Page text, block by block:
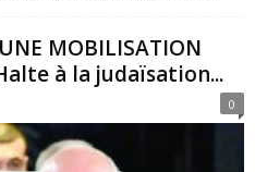
MOBILISATION
à la judaïsation...
0